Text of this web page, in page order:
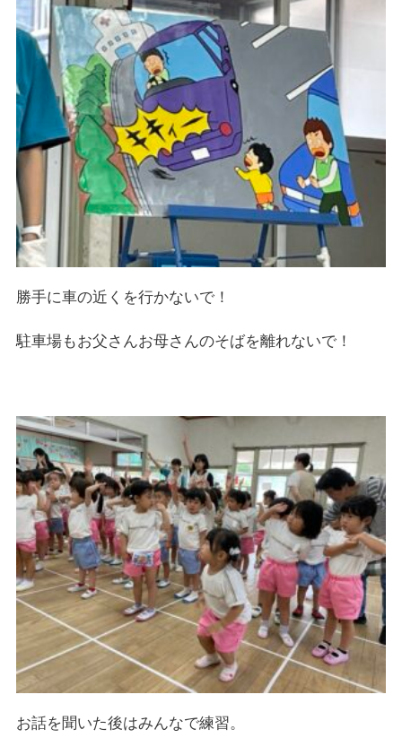
勝手に車の近くを行かないで！
駐車場もお父さんお母さんのそばを離れないで！
お話を聞いた後はみんなで練習。